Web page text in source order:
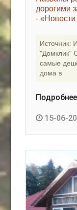
дорогими
-
Источник:
"Домклик"
самые
дома в
Подробнее
15-06-